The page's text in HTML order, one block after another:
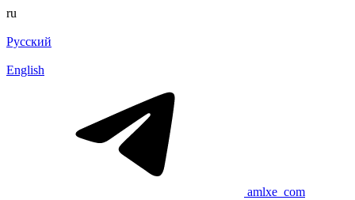
ru
Русский
English
amlxe_com